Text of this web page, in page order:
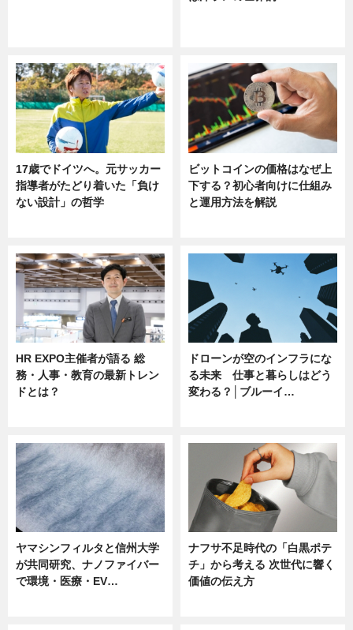
17歳でドイツへ。元サッカー
指導者がたどり着いた「負け
ない設計」の哲学
ビットコインの価格はなぜ上
下する？初心者向けに仕組み
と運用方法を解説
HR EXPO主催者が語る 総
務・人事・教育の最新トレン
ドとは？
ドローンが空のインフラにな
る未来 仕事と暮らしはどう
変わる？│ブルーイ…
ヤマシンフィルタと信州大学
が共同研究、ナノファイバー
で環境・医療・EV…
ナフサ不足時代の「白黒ポテ
チ」から考える 次世代に響く
価値の伝え方